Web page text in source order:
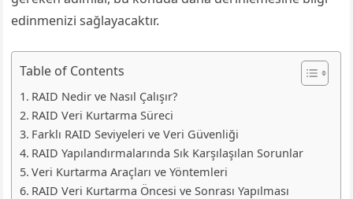
edinmenizi sağlayacaktır.
Table of Contents
RAID Nedir ve Nasıl Çalışır?
RAID Veri Kurtarma Süreci
Farklı RAID Seviyeleri ve Veri Güvenliği
RAID Yapılandırmalarında Sık Karşılaşılan Sorunlar
Veri Kurtarma Araçları ve Yöntemleri
RAID Veri Kurtarma Öncesi ve Sonrası Yapılması